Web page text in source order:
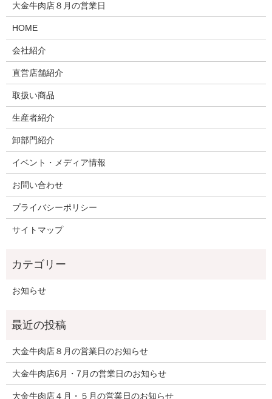
大金牛肉店８月の営業日
HOME
会社紹介
直営店舗紹介
取扱い商品
生産者紹介
卸部門紹介
イベント・メディア情報
お問い合わせ
プライバシーポリシー
サイトマップ
お知らせ
大金牛肉店８月の営業日のお知らせ
大金牛肉店6月・7月の営業日のお知らせ
大金牛肉店４月・５月の営業日のお知らせ